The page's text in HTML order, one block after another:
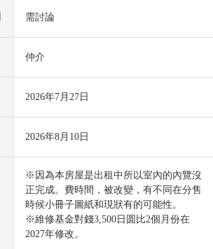
需討論
仲介
2026年7月27日
2026年8月10日
※因為本房屋是出租中所以室內的內覽沒
正完成。費時間，被改變，有不同在分售
時候小冊子圖紙和現狀有的可能性。
※維修基金對錢3,500日圆比2個月份在
2027年修改。